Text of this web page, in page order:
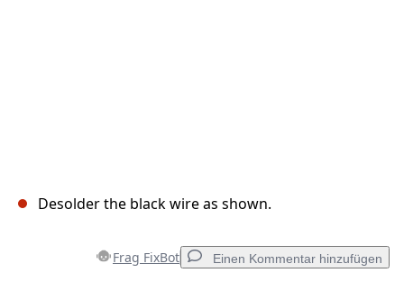
Desolder the black wire as shown.
Frag FixBot Einen Kommentar hinzufügen